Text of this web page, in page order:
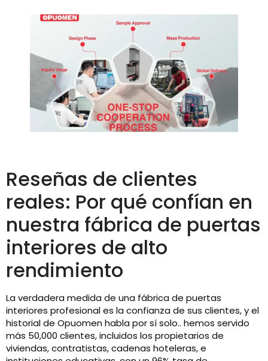
Reseñas de clientes
reales: Por qué confían en
nuestra fábrica de puertas
interiores de alto
rendimiento
La verdadera medida de una fábrica de puertas
interiores profesional es la confianza de sus clientes, y el
historial de Opuomen habla por sí solo.. hemos servido
más 50,000 clientes, incluidos los propietarios de
viviendas, contratistas, cadenas hoteleras, e